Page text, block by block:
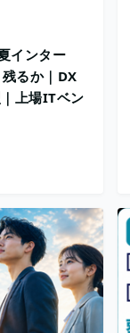
インター
るか｜DX
上場ITベン